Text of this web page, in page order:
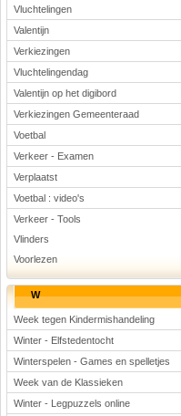
Vluchtelingen
Valentijn
Verkiezingen
Vluchtelingendag
Valentijn op het digibord
Verkiezingen Gemeenteraad
Voetbal
Verkeer - Examen
Verplaatst
Voetbal : video's
Verkeer - Tools
Vlinders
Voorlezen
W
Week tegen Kindermishandeling
Winter - Elfstedentocht
Winterspelen - Games en spelletjes
Week van de Klassieken
Winter - Legpuzzels online